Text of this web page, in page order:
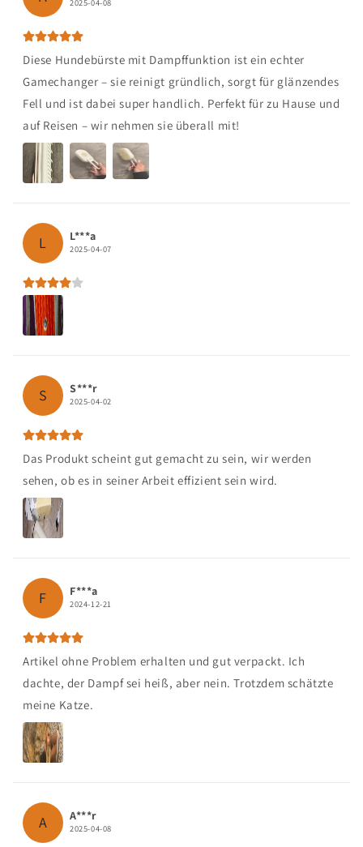
2025-04-08
Diese Hundebürste mit Dampffunktion ist ein echter
Gamechanger – sie reinigt gründlich, sorgt für glänzendes
Fell und ist dabei super handlich. Perfekt für zu Hause und
auf Reisen – wir nehmen sie überall mit!
L L***a
2025-04-07
S S***r
2025-04-02
Das Produkt scheint gut gemacht zu sein, wir werden
sehen, ob es in seiner Arbeit effizient sein wird.
F F***a
2024-12-21
Artikel ohne Problem erhalten und gut verpackt. Ich
dachte, der Dampf sei heiß, aber nein. Trotzdem schätzte
meine Katze.
A A***r
2025-04-08